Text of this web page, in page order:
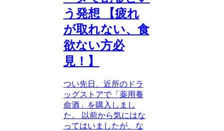
う発想 【疲れ
が取れない、食
欲ない方必
見！】
つい先日、近所のドラ
ッグストアで「薬用養
命酒」を購入しまし
た。 以前から気にはな
ってはいましたが、な